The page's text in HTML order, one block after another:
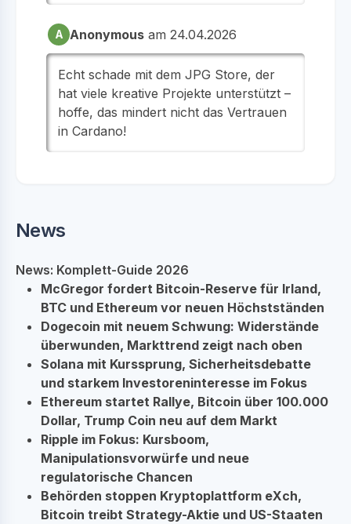
A Anonymous am 24.04.2026
Echt schade mit dem JPG Store, der
hat viele kreative Projekte unterstützt –
hoffe, das mindert nicht das Vertrauen
in Cardano!
News
News: Komplett-Guide 2026
McGregor fordert Bitcoin-Reserve für Irland,
BTC und Ethereum vor neuen Höchstständen
Dogecoin mit neuem Schwung: Widerstände
überwunden, Markttrend zeigt nach oben
Solana mit Kurssprung, Sicherheitsdebatte
und starkem Investoreninteresse im Fokus
Ethereum startet Rallye, Bitcoin über 100.000
Dollar, Trump Coin neu auf dem Markt
Ripple im Fokus: Kursboom,
Manipulationsvorwürfe und neue
regulatorische Chancen
Behörden stoppen Kryptoplattform eXch,
Bitcoin treibt Strategy-Aktie und US-Staaten